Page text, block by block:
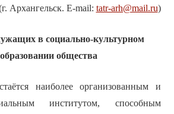
Архангельск. E-mail: tatr-arh@mail.ru)
в социально-культурном
общества
наиболее организованным и
институтом, способным